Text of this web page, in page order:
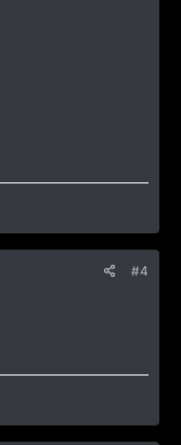
#4